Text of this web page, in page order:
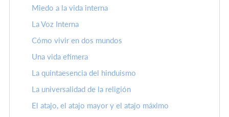
Miedo a la vida interna
La Voz Interna
Cómo vivir en dos mundos
Una vida efímera
La quintaesencia del hinduismo
La universalidad de la religión
El atajo, el atajo mayor y el atajo máximo